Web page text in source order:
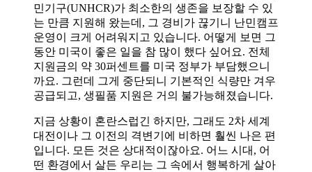
민기구(UNHCR)가 최소한의 생존을 보장할 수 있
는 만큼 지원해 왔는데, 그 경비가 끊기니 난민캠프
운영이 크게 어려워지고 있습니다. 어떻게 보면 그
동안 미국이 좋은 일을 참 많이 했다 싶어요. 전체
지원금의 약 30퍼센트를 미국 정부가 부담했으니
까요. 그런데 그게 중단되니 기본적인 식량만 겨우
공급되고, 생필품 지원은 거의 불가능해졌습니다.
지금 상황이 혼란스럽긴 하지만, 그래도 2차 세계
대전이나 그 이전의 격변기에 비하면 훨씬 나은 편
입니다. 모든 것은 상대적이잖아요. 어느 시대, 어
떤 환경에서 살든 우리는 그 속에서 행복하게 살아